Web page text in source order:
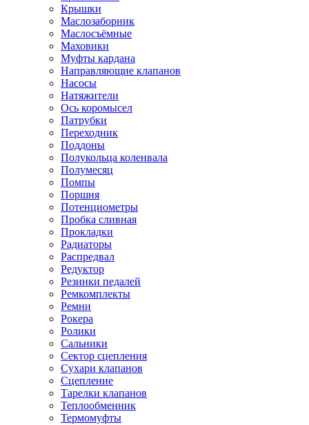
Крышки
Маслозаборник
Маслосъёмные
Маховики
Муфты кардана
Направляющие клапанов
Насосы
Натяжители
Ось коромысел
Патрубки
Переходник
Поддоны
Полукольца коленвала
Полумесяц
Помпы
Поршня
Потенциометры
Пробка сливная
Прокладки
Радиаторы
Распредвал
Редуктор
Резинки педалей
Ремкомплекты
Ремни
Рокера
Ролики
Сальники
Сектор сцепления
Сухари клапанов
Сцепление
Тарелки клапанов
Теплообменник
Термомуфты